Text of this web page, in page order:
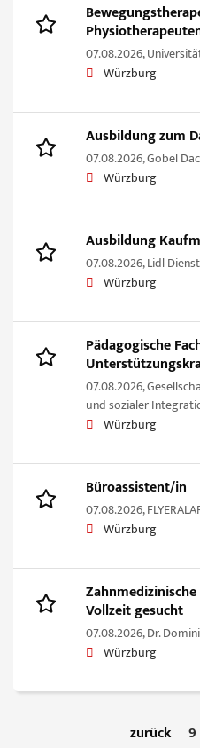
07.08.2026,
Würzburg
Ausbildung zum
07.08.2026,Göbel
Würzburg
Ausbildung
07.08.2026,Lidl
Würzburg
Pädagogische
07.08.2026,
und sozialer
Würzburg
Büroassistent/in
07.08.2026,
Würzburg
Vollzeit gesucht
07.08.2026,Dr.
Würzburg
zurück 9